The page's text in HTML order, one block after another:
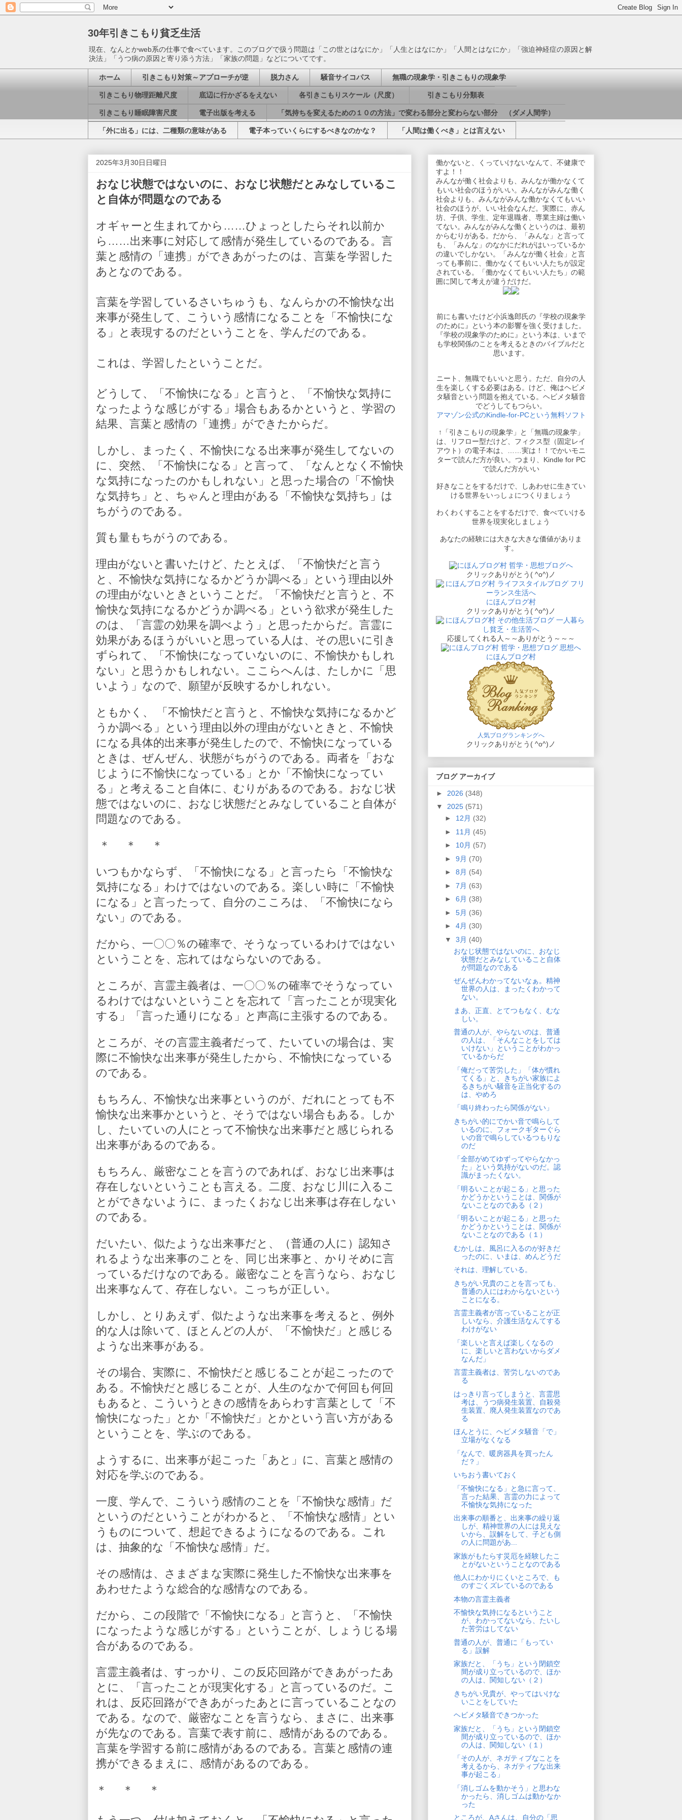
30年引きこもり貧乏生活
現在、なんとかweb系の仕事で食べています。このブログで扱う問題は「この世とはなにか」「人生とはなにか」「人間とはなにか」「強迫神経症の原因と解
決法」「うつ病の原因と寄り添う方法」「家族の問題」などについてです。
ホーム 引きこもり対策～アプローチが逆 脱力さん 騒音サイコパス 無職の現象学・引きこもりの現象学
引きこもり物理距離尺度 底辺に行かざるをえない 各引きこもりスケール（尺度） 引きこもり分類表
引きこもり睡眠障害尺度 電子出版を考える 「気持ちを変えるための１０の方法」で変わる部分と変わらない部分 （ダメ人間学）
「外に出る」には、二種類の意味がある 電子本っていくらにするべきなのかな？ 「人間は働くべき」とは言えない
2025年3月30日日曜日
おなじ状態ではないのに、おなじ状態だとみなしているこ
と自体が問題なのである
オギャーと生まれてから……ひょっとしたらそれ以前か
ら……出来事に対応して感情が発生しているのである。言
葉と感情の「連携」ができあがったのは、言葉を学習した
あとなのである。
言葉を学習しているさいちゅうも、なんらかの不愉快な出
来事が発生して、こういう感情になることを「不愉快にな
る」と表現するのだということを、学んだのである。
これは、学習したということだ。
どうして、「不愉快になる」と言うと、「不愉快な気持に
なったような感じがする」場合もあるかというと、学習の
結果、言葉と感情の「連携」ができたからだ。
しかし、まったく、不愉快になる出来事が発生してないの
に、突然、「不愉快になる」と言って、「なんとなく不愉快
な気持になったのかもしれない」と思った場合の「不愉快
な気持ち」と、ちゃんと理由がある「不愉快な気持ち」は
ちがうのである。
質も量もちがうのである。
理由がないと書いたけど、たとえば、「不愉快だと言う
と、不愉快な気持になるかどうか調べる」という理由以外
の理由がないときということだ。「不愉快だと言うと、不
愉快な気持になるかどうか調べる」という欲求が発生した
のは、「言霊の効果を調べよう」と思ったからだ。言霊に
効果があるほうがいいと思っている人は、その思いに引き
ずられて、「不愉快になっていないのに、不愉快かもしれ
ない」と思うかもしれない。ここらへんは、たしかに「思
いよう」なので、願望が反映するかしれない。
ともかく、 「不愉快だと言うと、不愉快な気持になるかど
うか調べる」という理由以外の理由がないときと、不愉快
になる具体的出来事が発生したので、不愉快になっている
ときは、ぜんぜん、状態がちがうのである。両者を「おな
じように不愉快になっている」とか「不愉快になってい
る」と考えること自体に、むりがあるのである。おなじ状
態ではないのに、おなじ状態だとみなしていること自体が
問題なのである。
＊ ＊ ＊
いつもかならず、「不愉快になる」と言ったら「不愉快な
気持になる」わけではないのである。楽しい時に「不愉快
になる」と言ったって、自分のこころは、「不愉快になら
ない」のである。
だから、一〇〇％の確率で、そうなっているわけではない
ということを、忘れてはならないのである。
ところが、言霊主義者は、一〇〇％の確率でそうなってい
るわけではないということを忘れて「言ったことが現実化
する」「言った通りになる」と声高に主張するのである。
ところが、その言霊主義者だって、たいていの場合は、実
際に不愉快な出来事が発生したから、不愉快になっている
のである。
もちろん、不愉快な出来事というのが、だれにとっても不
愉快な出来事かというと、そうではない場合もある。しか
し、たいていの人にとって不愉快な出来事だと感じられる
出来事があるのである。
もちろん、厳密なことを言うのであれば、おなじ出来事は
存在しないということも言える。二度、おなじ川に入るこ
とができないように、まったくおなじ出来事は存在しない
のである。
だいたい、似たような出来事だと、（普通の人に）認知さ
れるような出来事のことを、同じ出来事と、かりそめに言
っているだけなのである。厳密なことを言うなら、おなじ
出来事なんて、存在しない。こっちが正しい。
しかし、とりあえず、似たような出来事を考えると、例外
的な人は除いて、ほとんどの人が、「不愉快だ」と感じる
ような出来事がある。
その場合、実際に、不愉快だと感じることが起こったので
ある。不愉快だと感じることが、人生のなかで何回も何回
もあると、こういうときの感情をあらわす言葉として「不
愉快になった」とか「不愉快だ」とかという言い方がある
ということを、学ぶのである。
ようするに、出来事が起こった「あと」に、言葉と感情の
対応を学ぶのである。
一度、学んで、こういう感情のことを「不愉快な感情」だ
というのだということがわかると、「不愉快な感情」とい
うものについて、想起できるようになるのである。これ
は、抽象的な「不愉快な感情」だ。
その感情は、さまざまな実際に発生した不愉快な出来事を
あわせたような総合的な感情なのである。
だから、この段階で「不愉快になる」と言うと、「不愉快
になったような感じがする」ということが、しょうじる場
合があるのである。
言霊主義者は、すっかり、この反応回路ができあがったあ
とに、「言ったことが現実化する」と言っているのだ。こ
れは、反応回路ができあがったあとに言っていることなの
である。なので、厳密なことを言うなら、まさに、出来事
が先なのである。言葉で表す前に、感情があるのである。
言葉を学習する前に感情があるのである。言葉と感情の連
携ができるまえに、感情があるのである。
＊ ＊ ＊
働かないと、くっていけないなんて、不健康で
すよ！！
みんなが働く社会よりも、みんなが働かなくて
もいい社会のほうがいい。みんながみんな働く
社会よりも、みんながみんな働かなくてもいい
社会のほうが、いい社会なんだ。実際に、赤ん
坊、子供、学生、定年退職者、専業主婦は働い
てない。みんながみんな働くというのは、最初
からむりがある。だから、「みんな」と言って
も、「みんな」のなかにだれがはいっているか
の違いでしかない。「みんなが働く社会」と言
っても事前に、働かなくてもいい人たちが設定
されている。「働かなくてもいい人たち」の範
囲に関して考えが違うだけだ。
前にも書いたけど小浜逸郎氏の『学校の現象学
のために』という本の影響を強く受けました。
『学校の現象学のために』という本は、いまで
も学校関係のことを考えるときのバイブルだと
思います。
ニート、無職でもいいと思う。ただ、自分の人
生を楽しくする必要はある。けど、俺はヘビメ
タ騒音という問題を抱えている。ヘビメタ騒音
でどうしてもつらい。
アマゾン公式のKindle-for-PCという無料ソフト
↑「引きこもりの現象学」と「無職の現象学」
は、リフロー型だけど、フィクス型（固定レイ
アウト）の電子本は、……実は！！でかいモニ
ターで読んだ方が良い。つまり、Kindle for PC
で読んだ方がいい
好きなことをするだけで、しあわせに生きてい
ける世界をいっしょにつくりましょう
わくわくすることをするだけで、食べていける
世界を現実化しましょう
あなたの経験には大きな大きな価値がありま
す。
クリックありがとう( ^o^)ノ
にほんブログ村
クリックありがとう( ^o^)ノ
応援してくれる人～～ありがとう～～～
にほんブログ村
人気ブログランキングへ
クリックありがとう( ^o^)ノ
ブログ アーカイブ
► 2026 (348)
▼ 2025 (571)
► 12月 (32)
► 11月 (45)
► 10月 (57)
► 9月 (70)
► 8月 (54)
► 7月 (63)
► 6月 (38)
► 5月 (36)
► 4月 (30)
▼ 3月 (40)
おなじ状態ではないのに、おなじ
状態だとみなしていること自体
が問題なのである
ぜんぜんわかってないなぁ。精神
世界の人は、まったくわかって
ない。
まあ、正直、とてつもなく、むな
しい。
普通の人が、やらないのは、普通
の人は、「そんなことをしては
いけない」ということがわかっ
ているからだ
「俺だって苦労した」「体が慣れ
てくる」と、きちがい家族によ
るきちがい騒音を正当化するの
は、やめろ
「鳴り終わったら関係がない」
きちがい的にでかい音で鳴らして
いるのに、フォークギターぐら
いの音で鳴らしているつもりな
のだ
「全部がめてゆずってやらなかっ
た」という気持がないのだ。認
識がまったくない。
「明るいことが起こる」と思った
かどうかということは、関係が
ないことなのである（２）
「明るいことが起こる」と思った
かどうかということは、関係が
ないことなのである（１）
むかしは、風呂に入るのが好きだ
ったのに、いまは、めんどうだ
それは、理解している。
きちがい兄貴のことを言っても、
普通の人にはわからないという
ことになる。
言霊主義者が言っていることが正
しいなら、介護生活なんてする
わけがない
「楽しいと言えば楽しくなるの
に、楽しいと言わないからダメ
なんだ」
言霊主義者は、苦労しないのであ
る
はっきり言ってしまうと、言霊思
考は、うつ病発生装置、自殺発
生装置、廃人発生装置なのであ
る
ほんとうに、ヘビメタ騒音「で」
立場がなくなる
「なんで、暖房器具を買ったん
だ？」
いちおう書いておく
「不愉快になる」と急に言って、
言った結果、言霊の力によって
不愉快な気持になった
出来事の順番と、出来事の繰り返
しが、精神世界の人には見えな
いから、誤解をして、子ども側
の人に問題があ...
家族がもたらす災厄を経験したこ
とがないということなのである
他人にわかりにくいところで、も
のすごくズレているのである
本物の言霊主義者
不愉快な気持になるということ
が、わかってないなら、たいし
た苦労はしてない
普通の人が、普通に「もってい
る」誤解
家族だと、「うち」という閉鎖空
間が成り立っているので、ほか
の人は、関知しない（２）
きちがい兄貴が、やってはいけな
いことをしていた
ヘビメタ騒音できつかった
家族だと、「うち」という閉鎖空
間が成り立っているので、ほか
の人は、関知しない（１）
「その人が、ネガティブなことを
考えるから、ネガティブな出来
事が起こる」
「消しゴムを動かそう」と思わな
かったら、消しゴムは動かなか
った
ところが、Aさんは、自分の「思